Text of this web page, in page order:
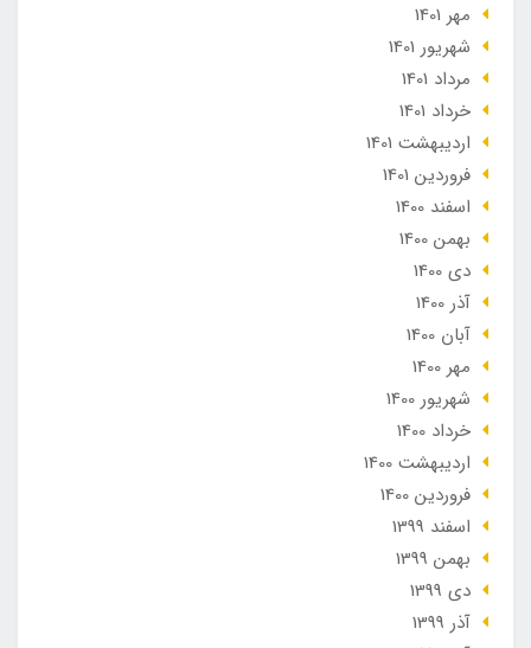
مهر 1401
شهریور 1401
مرداد 1401
خرداد 1401
ارديبهشت 1401
فروردین 1401
اسفند 1400
بهمن 1400
دی 1400
آذر 1400
آبان 1400
مهر 1400
شهریور 1400
خرداد 1400
ارديبهشت 1400
فروردین 1400
اسفند 1399
بهمن 1399
دی 1399
آذر 1399